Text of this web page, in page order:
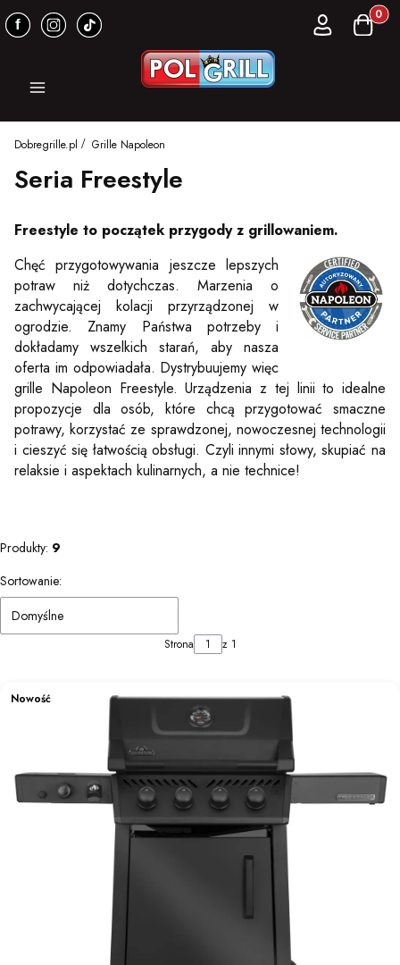
Zaloguj sięKoszyk
Menu
Dobregrille.pl Grille Napoleon
Seria Freestyle
Freestyle to początek przygody z grillowaniem.
Chęć przygotowywania jeszcze lepszych
potraw niż dotychczas. Marzenia o
zachwycającej kolacji przyrządzonej w
ogrodzie. Znamy Państwa potrzeby i
dokładamy wszelkich starań, aby nasza
oferta im odpowiadała. Dystrybuujemy więc
grille Napoleon Freestyle. Urządzenia z tej linii to idealne
propozycje dla osób, które chcą przygotować smaczne
potrawy, korzystać ze sprawdzonej, nowoczesnej technologii
i cieszyć się łatwością obsługi. Czyli innymi słowy, skupiać na
relaksie i aspektach kulinarnych, a nie technice!
Produkty: 9
Lista produktów
Sortowanie:
Domyślne
Strona z 1
Nowość